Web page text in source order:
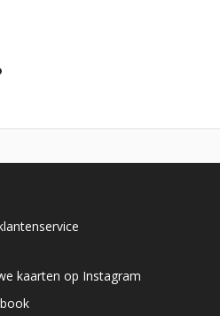
kaarten op Instagram